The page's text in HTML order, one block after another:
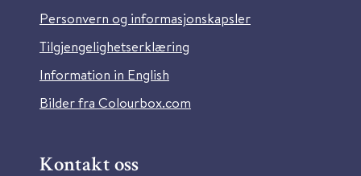
Personvern og informasjonskapsler
Tilgjengelighetserklæring
Information in English
Bilder fra Colourbox.com
Kontakt oss